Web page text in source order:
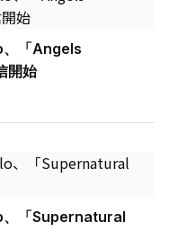
「Angels
開始
「Supernatural